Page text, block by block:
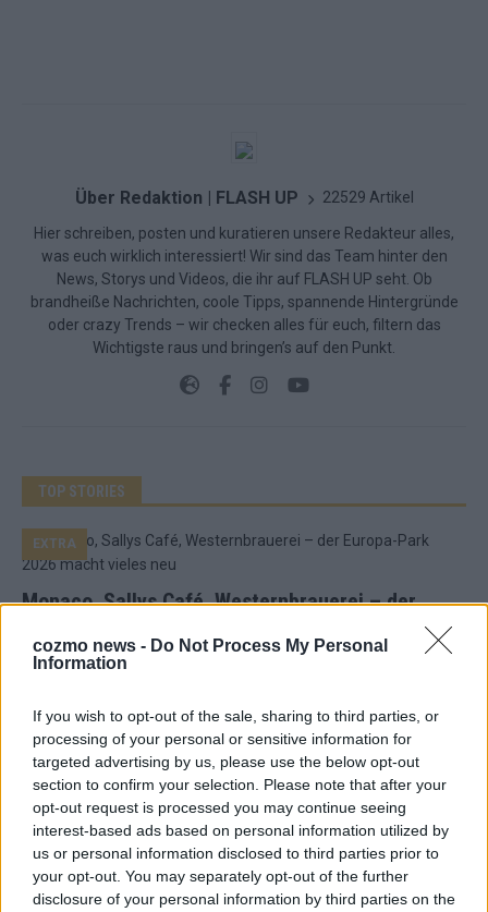
cozmo news - Do Not Process My Personal
Information
If you wish to opt-out of the sale, sharing to third parties, or
processing of your personal or sensitive information for
targeted advertising by us, please use the below opt-out
section to confirm your selection. Please note that after your
opt-out request is processed you may continue seeing
interest-based ads based on personal information utilized by
us or personal information disclosed to third parties prior to
your opt-out. You may separately opt-out of the further
disclosure of your personal information by third parties on the
Über Redaktion | FLASH UP 22529 Artikel
Hier schreiben, posten und kuratieren unsere Redakteur alles,
was euch wirklich interessiert! Wir sind das Team hinter den
News, Storys und Videos, die ihr auf FLASH UP seht. Ob
brandheiße Nachrichten, coole Tipps, spannende Hintergründe
oder crazy Trends – wir checken alles für euch, filtern das
Wichtigste raus und bringen’s auf den Punkt.
TOP STORIES
Monaco, Sallys Café, Westernbrauerei – der
EXTRA
Juni 2026
DARA gewinnt verdient, Israel beunruhigend –
unser Kommentar zum ESC 2026
KOMMENTAR